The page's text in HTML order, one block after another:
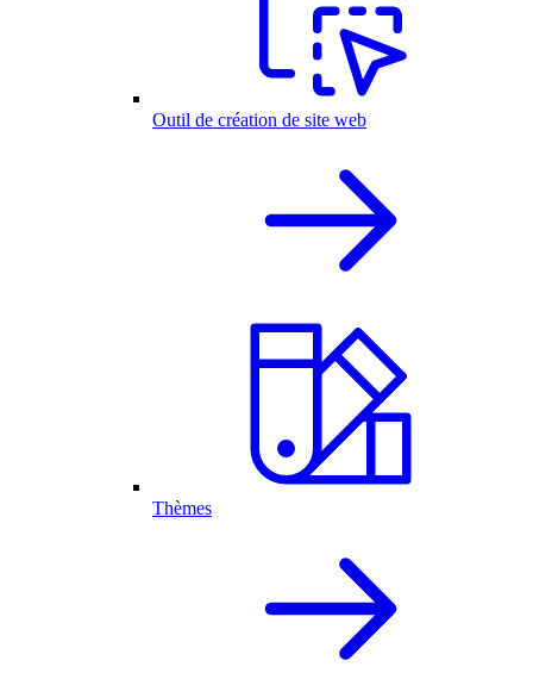
Outil de création de site web
Thèmes